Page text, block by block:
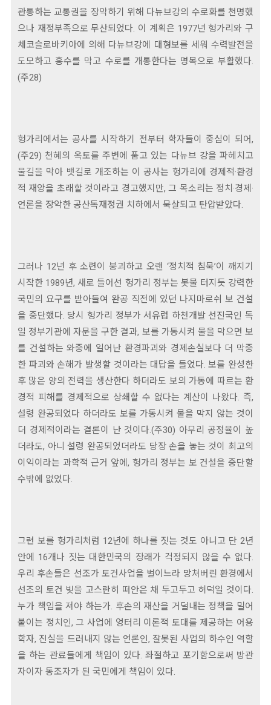
관통하는 교통권을 장악하기 위해 다뉴브강의 수로화를 천명했
으나 재정부족으로 무산되었다. 이 계획은 1977년 헝가리와 구
체코슬로바키아에 의해 다뉴브강에 대형보를 세워 수력발전을
도모하고 홍수를 막고 수로를 개통한다는 명목으로 부활했다.
(주28)
헝가리에서는 공사를 시작하기 전부터 학자들이 중심이 되어,
(주29) 천혜의 옥토를 주변에 품고 있는 다뉴브 강을 파헤치고
물길을 막아 뱃길로 개조하는 이 공사는 헝가리에 경제적·환경
적 재앙을 초래할 것이라고 경고했지만, 그 목소리는 정치·경제·
언론을 장악한 공산독재정권 치하에서 묵살되고 탄압받았다.
그러나 12년 후 소련이 붕괴하고 오랜 ‘정치적 침묵’이 깨지기
시작한 1989년, 새로 들어선 헝가리 정부는 봇물 터지듯 강력한
국민의 요구를 받아들여 완공 직전에 있던 나지마로쉬 보 건설
을 중단했다. 당시 헝가리 정부가 서유럽 하천개발 선진국인 독
일 정부기관에 자문을 구한 결과, 보를 가동시켜 물을 막으면 보
를 건설하는 와중에 일어난 환경파괴와 경제손실보다 더 막중
한 파괴와 손해가 발생할 것이라는 대답을 들었다. 보를 완성한
후 많은 양의 전력을 생산한다 하더라도 보의 가동에 따르는 환
경적 피해를 경제적으로 상쇄할 수 없다는 계산이 나왔다. 즉,
설령 완공되었다 하더라도 보를 가동시켜 물을 막지 않는 것이
더 경제적이라는 결론이 난 것이다.(주30) 아무리 공정율이 높
더라도, 아니 설령 완공되었더라도 당장 손을 놓는 것이 최고의
이익이라는 과학적 근거 앞에, 헝가리 정부는 보 건설을 중단할
수밖에 없었다.
그런 보를 헝가리처럼 12년에 하나를 짓는 것도 아니고 단 2년
안에 16개나 짓는 대한민국의 장래가 걱정되지 않을 수 없다.
우리 후손들은 선조가 토건사업을 벌이느라 망쳐버린 환경에서
선조의 토건 빚을 고스란히 떠안은 채 두고두고 허덕일 것이다.
누가 책임을 져야 하는가. 후손의 재산을 거덜내는 정책을 밀어
붙이는 정치인, 그 사업에 엉터리 이론적 토대를 제공하는 어용
학자, 진실을 드러내지 않는 언론인, 잘못된 사업의 하수인 역할
을 하는 관료들에게 책임이 있다. 좌절하고 포기함으로써 방관
자이자 동조자가 된 국민에게 책임이 있다.